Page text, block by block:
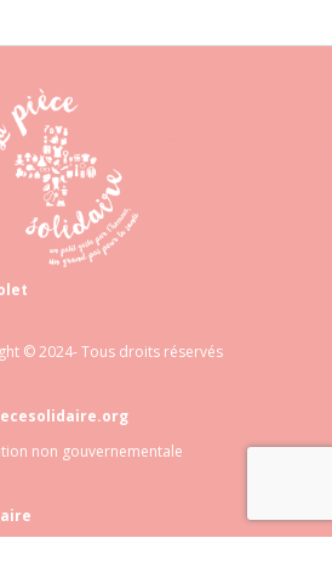
© 2024- Tous droits réservés
non gouvernementale